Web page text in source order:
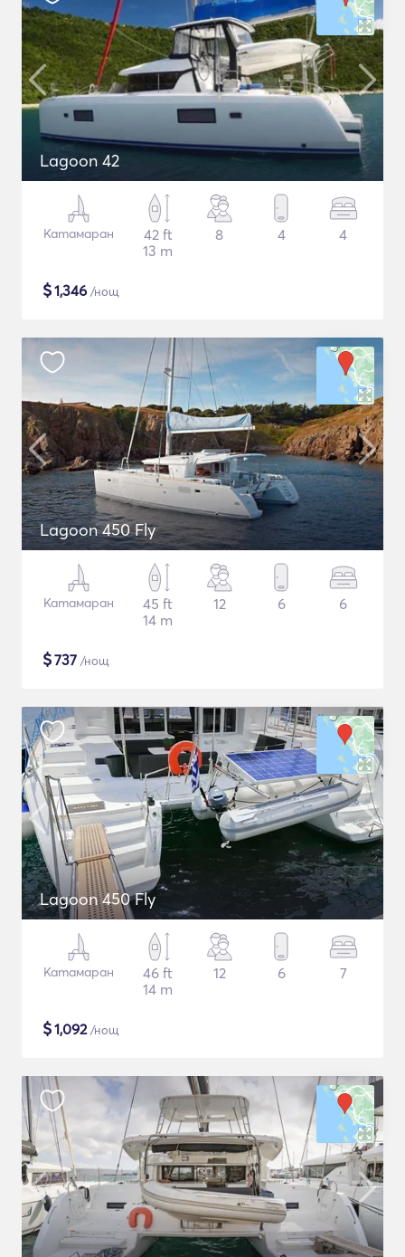
Lagoon 42
Катамаран
42 ft
13 m
8 4 4
$1,346 /нощ
Lagoon 450 Fly
Катамаран
45 ft
14 m
12 6 6
$737 /нощ
Lagoon 450 Fly
Катамаран
46 ft
14 m
12 6 7
$1,092/нощ